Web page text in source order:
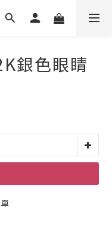
銀色眼睛